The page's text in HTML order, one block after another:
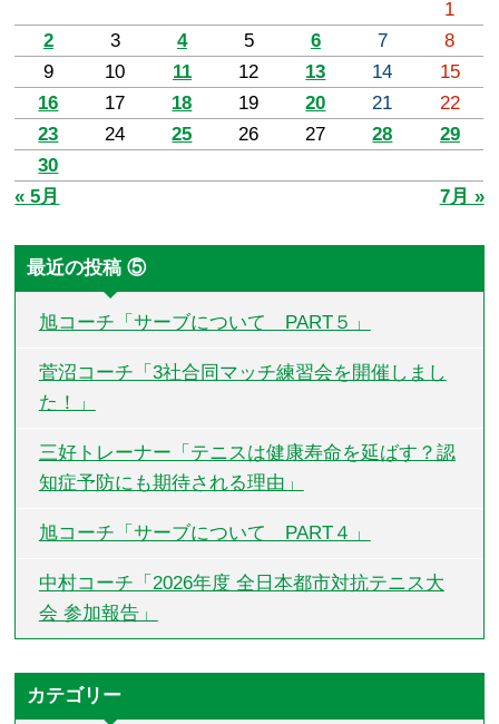
1
2
3 4 5 6 7
8
9
10 11 12 13 14
15
16
17 18 19 20 21
22
23
24 25 26 27 28
29
30
« 5月
7月 »
最近の投稿 ⑤
旭コーチ「サーブについて PART５」
菅沼コーチ「3社合同マッチ練習会を開催しまし
た！」
三好トレーナー「テニスは健康寿命を延ばす？認
知症予防にも期待される理由」
旭コーチ「サーブについて PART４」
中村コーチ「2026年度 全日本都市対抗テニス大
会 参加報告」
カテゴリー